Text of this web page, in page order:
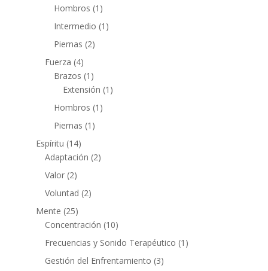
Hombros (1)
Intermedio (1)
Piernas (2)
Fuerza (4)
Brazos (1)
Extensión (1)
Hombros (1)
Piernas (1)
Espíritu (14)
Adaptación (2)
Valor(2)
Voluntad (2)
Mente (25)
Concentración (10)
Frecuencias y Sonido Terapéutico (1)
Gestión del Enfrentamiento (3)